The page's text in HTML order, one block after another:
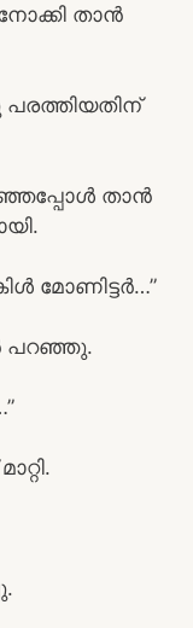
നോക്കി താന്‍
പരത്തിയതിന്
താന്‍
മോണിട്ടര്‍…”
പറഞ്ഞു.